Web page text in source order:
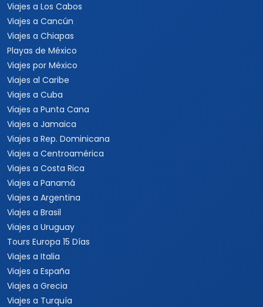
Viajes a Los Cabos
Viajes a Cancún
Viajes a Chiapas
Playas de México
Viajes por México
Viajes al Caribe
Viajes a Cuba
Viajes a Punta Cana
Viajes a Jamaica
Viajes a Rep. Dominicana
Viajes a Centroamérica
Viajes a Costa Rica
Viajes a Panamá
Viajes a Argentina
Viajes a Brasil
Viajes a Uruguay
Tours Europa 15 Días
Viajes a Italia
Viajes a España
Viajes a Grecia
Viajes a Turquía